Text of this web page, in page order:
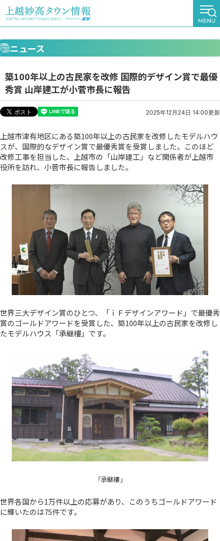
ニュース
築100年以上の古民家を改修 国際的デザイン賞で最優
秀賞 山岸建工が小菅市長に報告
2025年12月24日 14:00更新
上越市津有地区にある築100年以上の古民家を改修したモデルハウ
スが、国際的なデザイン賞で最優秀賞を受賞しました。このほど
改修工事を担当した、上越市の「山岸建工」など関係者が上越市
役所を訪れ、小菅市長に報告しました。
世界三大デザイン賞のひとつ、「ｉＦデザインアワード」で最優秀
賞のゴールドアワードを受賞した、築100年以上の古民家を改修し
たモデルハウス「承継樓」です。
「承継樓」
世界各国から1万件以上の応募があり、このうちゴールドアワード
に輝いたのは75件です。